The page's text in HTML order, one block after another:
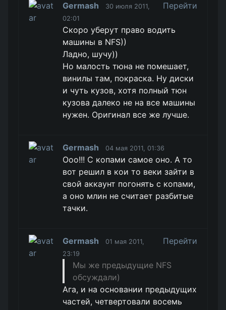
Germash
30 июля 2011,
02:01
Перейти
Скоро уберут право водить
машины в NFS))
Ладно, шучу))
Но малость тюна не помешает,
винилы там, покраска. Ну диски
и чуть кузов, хотя полный тюн
кузова далеко не на все машины
нужен. Оригинал все же лучше.
Germash 04 мая 2011, 01:36
Ооо!!! С копами самое оно. А то
вот решил в кои то веки зайти в
свой аккаунт погонять с копами,
а оно млин не считает разбитые
тачки.
Germash
01 мая 2011,
23:19
Перейти
Мы же предыдущие NFS
обсуждали)
Ага, и на основании предыдущих
частей, четвертовали восемь